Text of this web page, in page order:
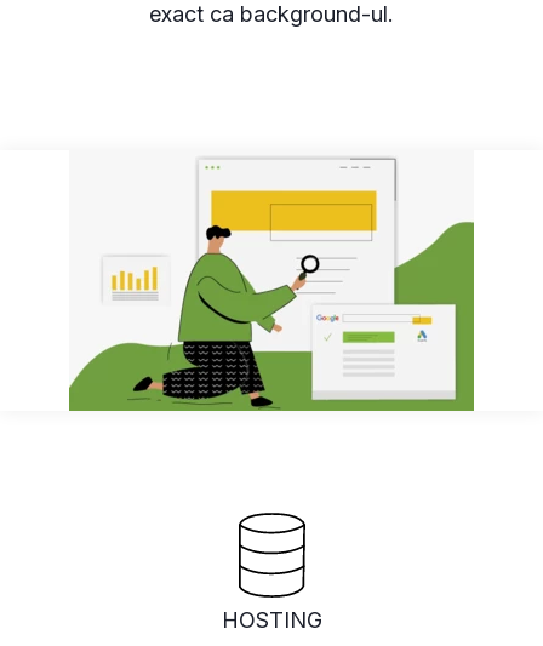
exact ca background-ul.
HOSTING